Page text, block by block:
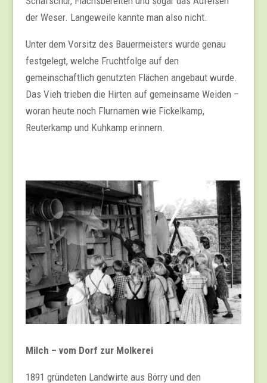
der Weser. Langeweile kannte man also nicht.
Unter dem Vorsitz des Bauermeisters wurde genau
festgelegt, welche Fruchtfolge auf den
gemeinschaftlich genutzten Flächen angebaut wurde.
Das Vieh trieben die Hirten auf gemeinsame Weiden –
woran heute noch Flurnamen wie Fickelkamp,
Reuterkamp und Kuhkamp erinnern.
Milch – vom Dorf zur Molkerei
1891 gründeten Landwirte aus Börry und den